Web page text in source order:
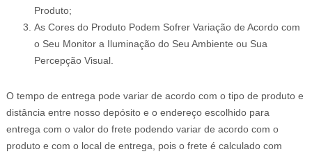
Produto;
As Cores do Produto Podem Sofrer Variação de Acordo com
o Seu Monitor a Iluminação do Seu Ambiente ou Sua
Percepção Visual.
O tempo de entrega pode variar de acordo com o tipo de produto e
distância entre nosso depósito e o endereço escolhido para
entrega com o valor do frete podendo variar de acordo com o
produto e com o local de entrega, pois o frete é calculado com